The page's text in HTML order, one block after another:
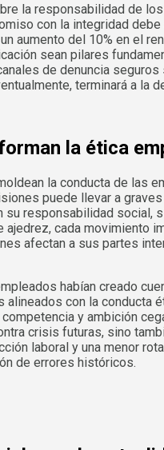
la responsabilidad de
con la integridad
aumento del 10% en el
sean pilares
de denuncia
terminará a la
la ética
la conducta de las
puede llevar a
responsabilidad social,
cada movimiento
afectan a sus partes
habían creado
con la conducta
y ambición
crisis futuras, sino
laboral y una menor
de errores históricos.